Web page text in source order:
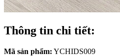
Thông tin chi tiết:
Mã sản phẩm: YCHIDS009